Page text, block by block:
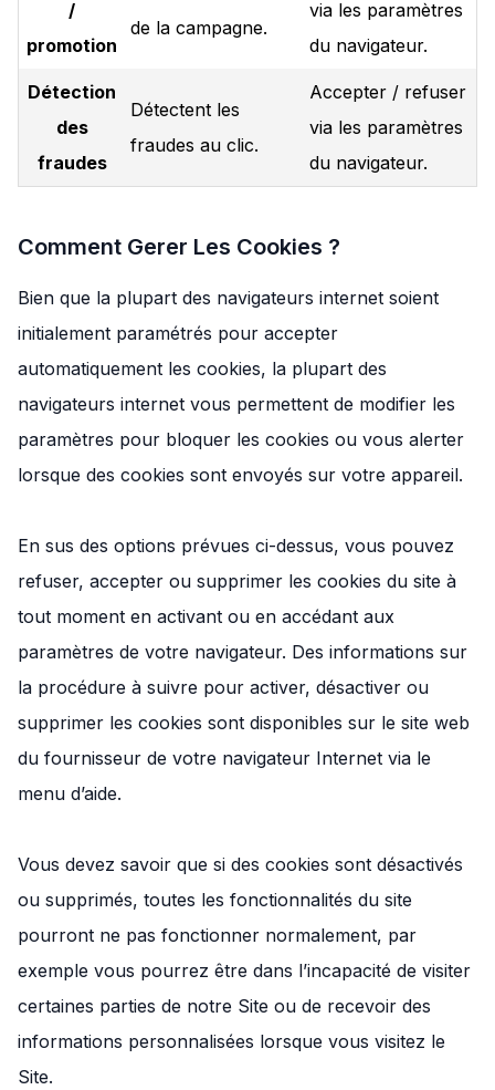
/
promotion
de la campagne.
via les paramètres
du navigateur.
Détection
des
fraudes
Détectent les
fraudes au clic.
Accepter / refuser
via les paramètres
du navigateur.
Comment Gerer Les Cookies ?
Bien que la plupart des navigateurs internet soient
initialement paramétrés pour accepter
automatiquement les cookies, la plupart des
navigateurs internet vous permettent de modifier les
paramètres pour bloquer les cookies ou vous alerter
lorsque des cookies sont envoyés sur votre appareil.
En sus des options prévues ci-dessus, vous pouvez
refuser, accepter ou supprimer les cookies du site à
tout moment en activant ou en accédant aux
paramètres de votre navigateur. Des informations sur
la procédure à suivre pour activer, désactiver ou
supprimer les cookies sont disponibles sur le site web
du fournisseur de votre navigateur Internet via le
menu d’aide.
Vous devez savoir que si des cookies sont désactivés
ou supprimés, toutes les fonctionnalités du site
pourront ne pas fonctionner normalement, par
exemple vous pourrez être dans l’incapacité de visiter
certaines parties de notre Site ou de recevoir des
informations personnalisées lorsque vous visitez le
Site.